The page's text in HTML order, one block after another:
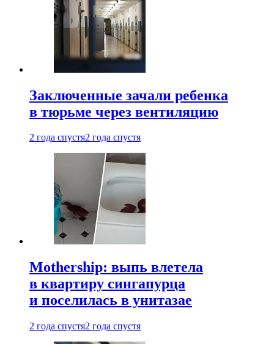
Заключенные зачали ребенка
в тюрьме через вентиляцию
2 года спустя2 года спустя
Mothership: выпь влетела
в квартиру сингапурца
и поселилась в унитазае
2 года спустя2 года спустя